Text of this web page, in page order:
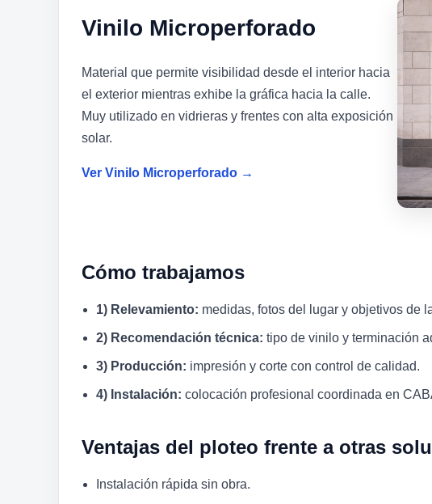
Vinilo Microperforado
Material que permite visibilidad desde el interior hacia
el exterior mientras exhibe la gráfica hacia la calle.
Muy utilizado en vidrieras y frentes con alta exposición
solar.
Ver Vinilo Microperforado →
Cómo trabajamos
1) Relevamiento: medidas, fotos del lugar y objetivos de
2) Recomendación técnica: tipo de vinilo y terminación
3) Producción: impresión y corte con control de calidad.
4) Instalación: colocación profesional coordinada en
Ventajas del ploteo frente a otras
Instalación rápida sin obra.